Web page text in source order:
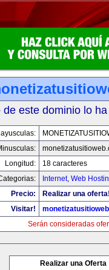
de este dominio lo
Longitud:
18 caracteres
Internet, Web
Precio:
Realizar una
Visitar!
Serán consideradas
Realizar una Oferta